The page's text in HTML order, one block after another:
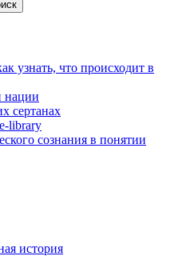
узнать, что происходит в
нации
сертанах
library
сознания в понятии
история